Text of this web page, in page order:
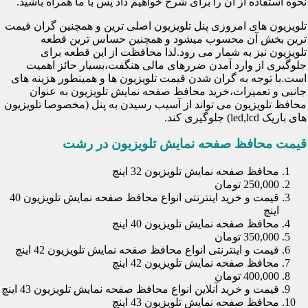
تلویزیون های امروزی پنل تلویزیون اصلی ترین و همچنین گران قیمت
ترین بخش آن محسوب میشود و همچنین حساس ترین قطعه
تلویزیون نیز به شمار می رود.لذا محافظت از این قطعه برای
جلوگیری از وارد آمدن ضررهای مالی هنگفت،بسیار حائز اهمیت
است.با توجه به گران شدن قیمت تلویزیون ها و همینطور هزینه های
جانبی و تعمیرات،خرید محافظ صفحه نمایش تلویزیون به عنوان
محافظ تلویزیون می تواند از آسیب رسیدن به پنل (مخصوصا تلویزیون
های باریک led,lcd) جلوگیری کند.
قیمت محافظ صفحه نمایش تلویزیون در رشت
محافظ صفحه نمایش تلویزیون 32 اینچ
250,000 تومان
قیمت و خرید اینترنتی انواع محافظ صفحه نمایش تلویزیون 40
اینچ
محافظ صفحه نمایش تلویزیون 40 اینچ
350,000 تومان
قیمت و اینترنتی انواع محافظ صفحه نمایش تلویزیون 42 اینچ
محافظ صفحه نمایش تلویزیون 42 اینچ
400,000 تومان
قیمت و خرید آنلاین انواع محافظ صفحه نمایش تلویزیون 43 اینچ
محافظ صفحه نمایش تلویزیون 43 اینچ